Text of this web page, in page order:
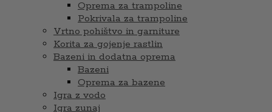
Oprema za trampoline
Pokrivala za trampoline
Vrtno pohištvo in garniture
Korita za gojenje rastlin
Bazeni in dodatna oprema
Bazeni
Oprema za bazene
Igra z vodo
Igra zunaj